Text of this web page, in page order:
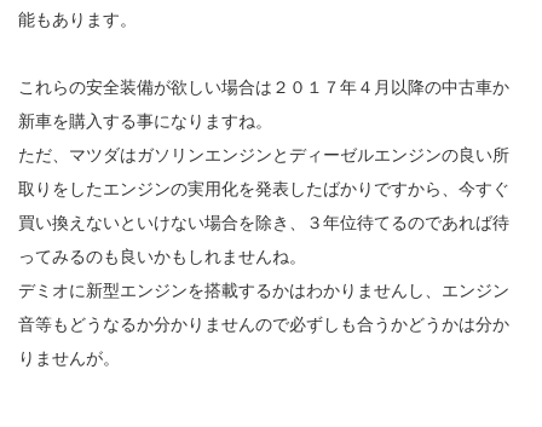
能もあります。
これらの安全装備が欲しい場合は２０１７年４月以降の中古車か
新車を購入する事になりますね。
ただ、マツダはガソリンエンジンとディーゼルエンジンの良い所
取りをしたエンジンの実用化を発表したばかりですから、今すぐ
買い換えないといけない場合を除き、３年位待てるのであれば待
ってみるのも良いかもしれませんね。
デミオに新型エンジンを搭載するかはわかりませんし、エンジン
音等もどうなるか分かりませんので必ずしも合うかどうかは分か
りませんが。